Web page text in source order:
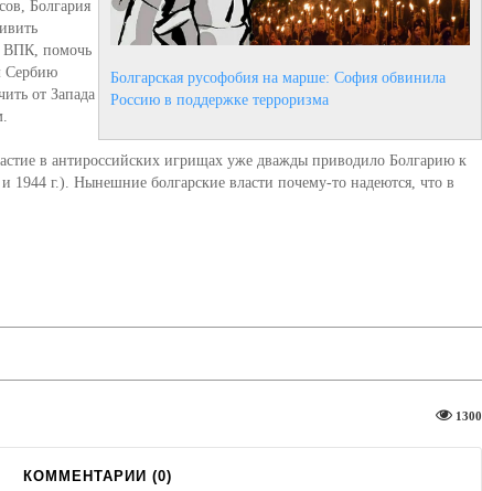
Болгарская русофобия на марше: София обвинила
Россию в поддержке терроризма
Болгария
ВПК, помочь
Сербию
от Запада
в антироссийских игрищах уже дважды приводило Болгарию к
1944 г.). Нынешние болгарские власти почему-то надеются, что в
1300
КОММЕНТАРИИ (0)